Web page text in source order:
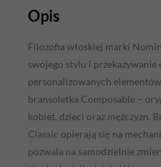
Opis
Filozofia włoskiej marki
swojego stylu i przekazywanie
personalizowanych
bransoletka Composable –
kobiet, dzieci oraz mężczyzn.
Classic opierają się na
pozwala na samodzielnie